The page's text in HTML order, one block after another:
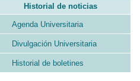
Historial de noticias
Agenda Universitaria
Divulgación Universitaria
Historial de boletines